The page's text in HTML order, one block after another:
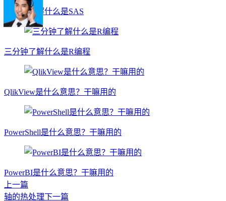
三分钟了解什么是SAS
三分钟了解什么是R编程
QlikView是什么意思？干嘛用的
PowerShell是什么意思？干嘛用的
PowerBI是什么意思？干嘛用的
上一篇
轴的热处理下一篇